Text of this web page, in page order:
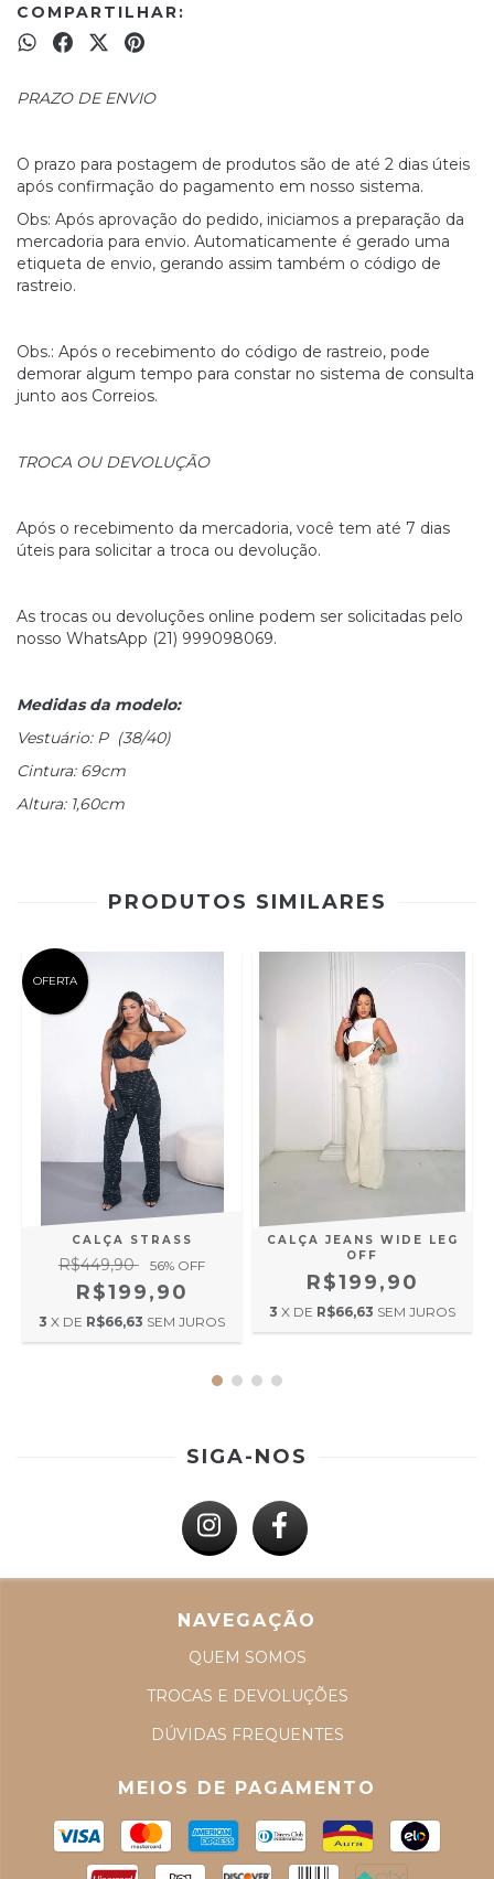
COMPARTILHAR:
PRAZO DE ENVIO
O prazo para postagem de produtos são de até 2 dias úteis
após confirmação do pagamento em nosso sistema.
Obs: Após aprovação do pedido, iniciamos a preparação da
mercadoria para envio. Automaticamente é gerado uma
etiqueta de envio, gerando assim também o código de
rastreio.
Obs.: Após o recebimento do código de rastreio, pode
demorar algum tempo para constar no sistema de consulta
junto aos Correios.
TROCA OU DEVOLUÇÃO
Após o recebimento da mercadoria, você tem até 7 dias
úteis para solicitar a troca ou devolução.
As trocas ou devoluções online podem ser solicitadas pelo
nosso WhatsApp (21) 999098069.
Medidas da modelo:
Vestuário: P (38/40)
Cintura: 69cm
Altura: 1,60cm
PRODUTOS SIMILARES
OFERTA
CALÇA STRASS
R$449,90 56% OFF
R$199,90
3 X DE R$66,63 SEM JUROS
CALÇA JEANS WIDE LEG
OFF
R$199,90
3 X DE R$66,63 SEM JUROS
SIGA-NOS
NAVEGAÇÃO
QUEM SOMOS
TROCAS E DEVOLUÇÕES
DÚVIDAS FREQUENTES
MEIOS DE PAGAMENTO